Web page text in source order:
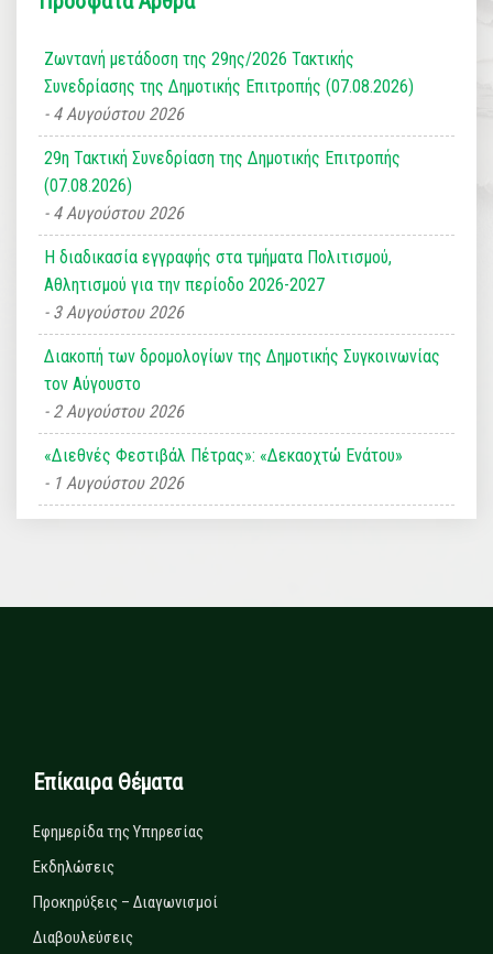
Ζωντανή μετάδοση της 29ης/2026 Τακτικής
Συνεδρίασης της Δημοτικής Επιτροπής (07.08.2026)
4 Αυγούστου 2026
29η Τακτική Συνεδρίαση της Δημοτικής Επιτροπής
(07.08.2026)
4 Αυγούστου 2026
Η διαδικασία εγγραφής στα τμήματα Πολιτισμού,
Αθλητισμού για την περίοδο 2026-2027
3 Αυγούστου 2026
Διακοπή των δρομολογίων της Δημοτικής Συγκοινωνίας
τον Αύγουστο
2 Αυγούστου 2026
«Διεθνές Φεστιβάλ Πέτρας»: «Δεκαοχτώ Ενάτου»
1 Αυγούστου 2026
Επίκαιρα Θέματα
Εφημερίδα της Υπηρεσίας
Εκδηλώσεις
Προκηρύξεις – Διαγωνισμοί
Διαβουλεύσεις